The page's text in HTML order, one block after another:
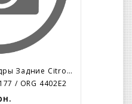
Тормозные Цилиндры Задние Citroen C-2 C-3 (правый)
/ ORG 4402E2